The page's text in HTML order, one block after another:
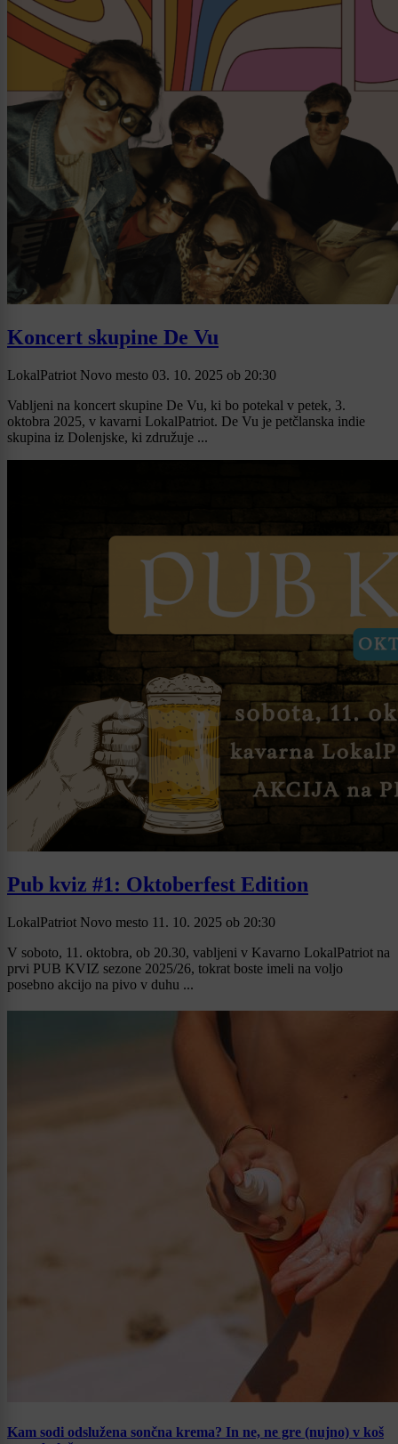
Koncert skupine De Vu
LokalPatriot Novo mesto 03. 10. 2025 ob 20:30
Vabljeni na koncert skupine De Vu, ki bo potekal v petek, 3.
oktobra 2025, v kavarni LokalPatriot. De Vu je petčlanska indie
skupina iz Dolenjske, ki združuje ...
Pub kviz #1: Oktoberfest Edition
LokalPatriot Novo mesto 11. 10. 2025 ob 20:30
V soboto, 11. oktobra, ob 20.30, vabljeni v Kavarno LokalPatriot na
prvi PUB KVIZ sezone 2025/26, tokrat boste imeli na voljo
posebno akcijo na pivo v duhu ...
Kam sodi odslužena sončna krema? In ne, ne gre (nujno) v koš